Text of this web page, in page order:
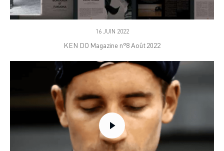
16 JUIN 2022
KEN DO Magazine n°8 Août 2022